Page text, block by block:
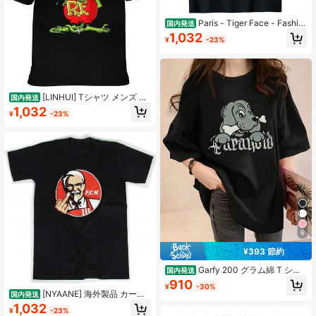
国内発送 [LINHUI] Tシャツ メンズ 半
袖 ラットフィンク クルーネックtシ
ャツ 丸襟 上着 柔らかい肌触り 肌着
レッチ コットン オーバーサイズ カ
ットソー 春夏秋冬
¥1,032 -23%
国内発送 [NYAANE] 海外製品 カーネ
ルサンダース ブラックジョーク プリ
ント パロディ 半袖 tシャツ おもしろ
¥1,032 -23%
国内発送 Paris - Tiger Face - Fashio
n Tシャツ
¥1,032 -23%
6
¥393 節約
国内発送 Garfy 200 グラム綿 T シャ
ツ ガルフィー半袖 【病みに染まりし
Ｔシャツ大型犬 】
¥910 -30%